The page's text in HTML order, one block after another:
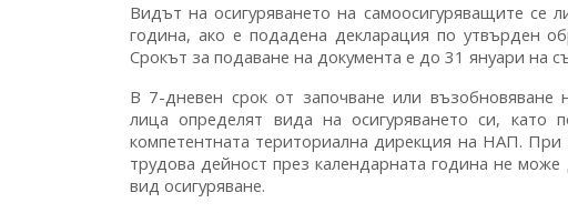
Видът на осигуряването на самоосигуряващите се
година, ако е подадена декларация по утвърден
Срокът за подаване на документа е до 31 януари на
В 7-дневен срок от започване или възобновяване
лица определят вида на осигуряването си, като
компетентната териториална дирекция на НАП.
трудова дейност през календарната година не
вид осигуряване.